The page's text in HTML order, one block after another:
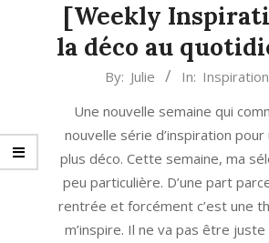
[Weekly
la déco au
By: Julie In:
Une nouvelle semaine qui
nouvelle série d’inspiration
plus déco. Cette semaine, ma
peu particulière. D’une part
rentrée et forcément c’est une
m’inspire. Il ne va pas être